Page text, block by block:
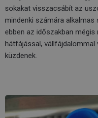
sokakat visszacsábít az
mindenki számára alkalmas
ebben az időszakban
hátfájással, vállfájdalommal
küzdenek.